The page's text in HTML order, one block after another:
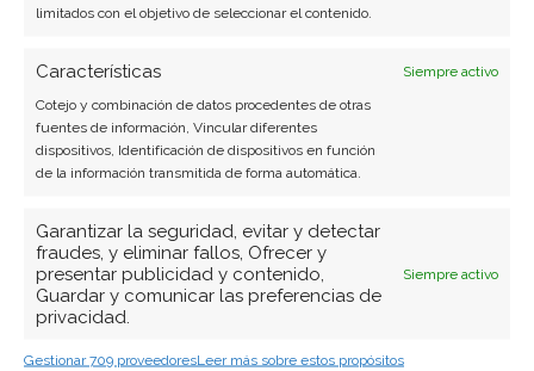
limitados con el objetivo de seleccionar el contenido.
Características
Siempre activo
Cotejo y combinación de datos procedentes de otras
fuentes de información, Vincular diferentes
dispositivos, Identificación de dispositivos en función
de la información transmitida de forma automática.
Garantizar la seguridad, evitar y detectar
fraudes, y eliminar fallos, Ofrecer y
presentar publicidad y contenido,
Guardar y comunicar las preferencias de
privacidad.
Siempre activo
Gestionar 709 proveedoresLeer más sobre estos propósitos
BUSCAR